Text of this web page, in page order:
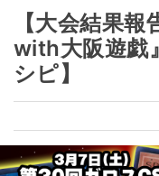
【大会結果
with大阪遊戯
シピ】